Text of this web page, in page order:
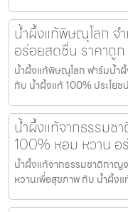
น้ำผึ้งแท้พิษณุโลก จ
อร่อยสดชื่น ราคาถูก
น้ำผึ้งแท้พิษณุโลก ฟาร์มน้ำ
กับ น้ำผึ้งแท้ 100% ประโย
น้ำผึ้งแท้จากธรรมช
100% หอม หวาน
น้ำผึ้งแท้จากธรรมชาติกาญ
หวานเพื่อสุขภาพ กับ น้ำผึ้ง